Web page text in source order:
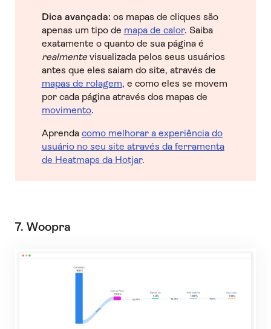
Dica avançada: os mapas de cliques são
apenas um tipo de mapa de calor. Saiba
exatamente o quanto de sua página é
realmentevisualizada pelos seus usuários
antes que eles saiam do site, através de
mapas de rolagem, e como eles se movem
por cada página através dos mapas de
movimento.
Aprenda como melhorar a experiência do
usuário no seu site através da ferramenta
de Heatmaps da Hotjar.
7. Woopra